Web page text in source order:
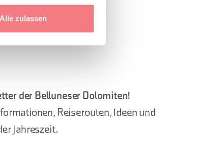
Alle zulassen
der Belluneser Dolomiten!
Reiserouten, Ideen und
Jahreszeit.